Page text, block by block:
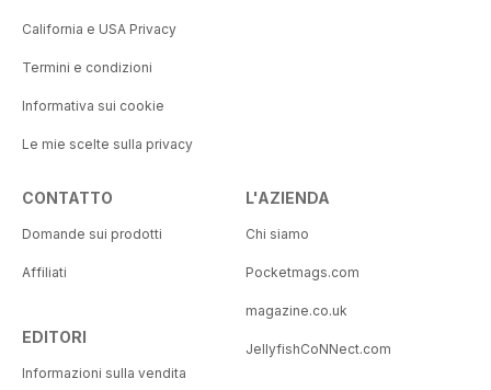
California e USA Privacy
Termini e condizioni
Informativa sui cookie
Le mie scelte sulla privacy
CONTATTO
Domande sui prodotti
Affiliati
EDITORI
Informazioni sulla vendita
L'AZIENDA
Chi siamo
Pocketmags.com
magazine.co.uk
JellyfishCoNNect.com